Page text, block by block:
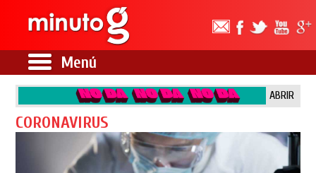
Menú
ABRIR
CORONAVIRUS